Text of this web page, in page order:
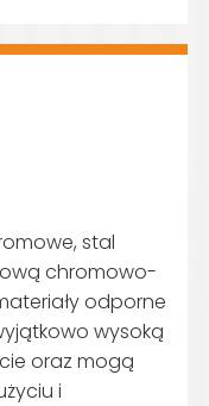
stal
chromowo-
odporne
wysoką
oraz mogą
i